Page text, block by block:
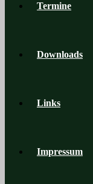
Termine
Downloads
Links
Impressum